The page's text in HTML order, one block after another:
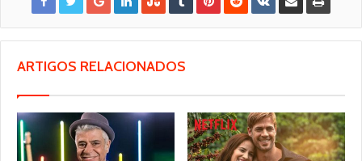
ARTIGOS RELACIONADOS